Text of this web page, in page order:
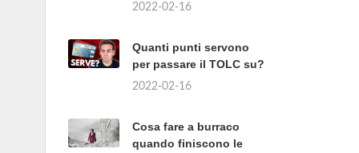
2022-02-16
Quanti punti servono
per passare il TOLC su?
2022-02-16
Cosa fare a burraco
quando finiscono le